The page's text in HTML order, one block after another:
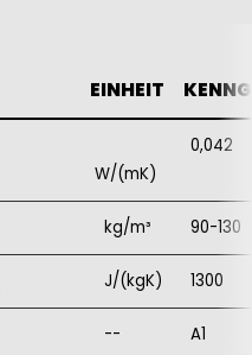
EINHEIT
W/(mK)
0,042
kg/m³ 90-130
J/(kgK) 1300
-- A1